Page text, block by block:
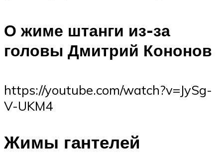
О жиме штанги из-за
головы Дмитрий Кононов
https://youtube.com/watch?v=JySg-
V-UKM4
Жимы гантелей